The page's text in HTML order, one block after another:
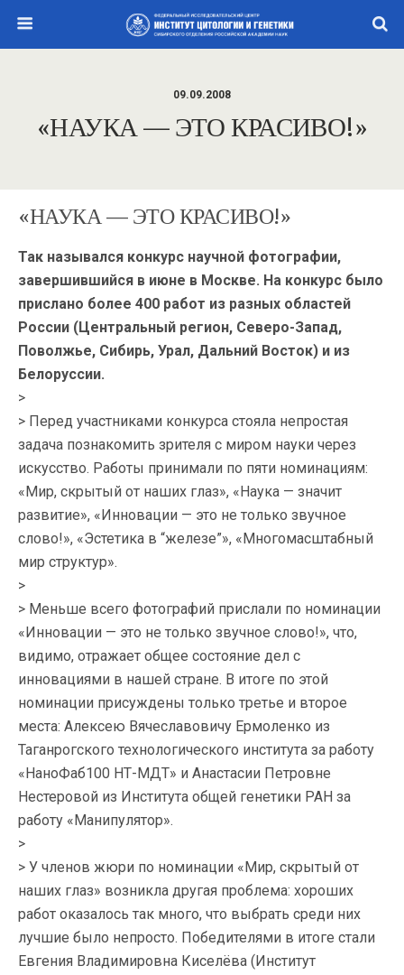
09.09.2008
«НАУКА — ЭТО КРАСИВО!»
«НАУКА — ЭТО КРАСИВО!»
Так назывался конкурс научной фотографии,
завершившийся в июне в Москве. На конкурс было
прислано более 400 работ из разных областей
России (Центральный регион, Северо-Запад,
Поволжье, Сибирь, Урал, Дальний Восток) и из
Белоруссии.
>
> Перед участниками конкурса стояла непростая
задача познакомить зрителя с миром науки через
искусство. Работы принимали по пяти номинациям:
«Мир, скрытый от наших глаз», «Наука — значит
развитие», «Инновации — это не только звучное
слово!», «Эстетика в “железе”», «Многомасштабный
мир структур».
>
> Меньше всего фотографий прислали по номинации
«Инновации — это не только звучное слово!», что,
видимо, отражает общее состояние дел с
инновациями в нашей стране. В итоге по этой
номинации присуждены только третье и второе
места: Алексею Вячеславовичу Ермоленко из
Таганрогского технологического института за работу
«НаноФаб100 НТ-МДТ» и Анастасии Петровне
Нестеровой из Института общей генетики РАН за
работу «Манипулятор».
>
> У членов жюри по номинации «Мир, скрытый от
наших глаз» возникла другая проблема: хороших
работ оказалось так много, что выбрать среди них
лучшие было непросто. Победителями в итоге стали
Евгения Владимировна Киселёва (Институт